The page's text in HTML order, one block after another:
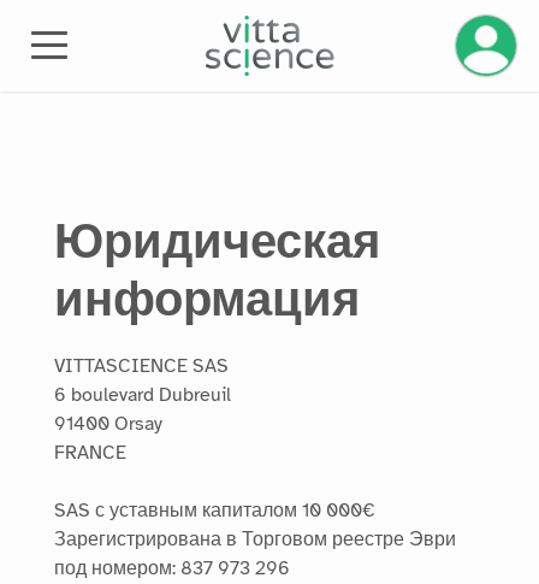
Юридическая
информация
VITTASCIENCE SAS
6 boulevard Dubreuil
91400 Orsay
FRANCE
SAS с уставным капиталом 10 000€
Зарегистрирована в Торговом реестре Эври
под номером: 837 973 296